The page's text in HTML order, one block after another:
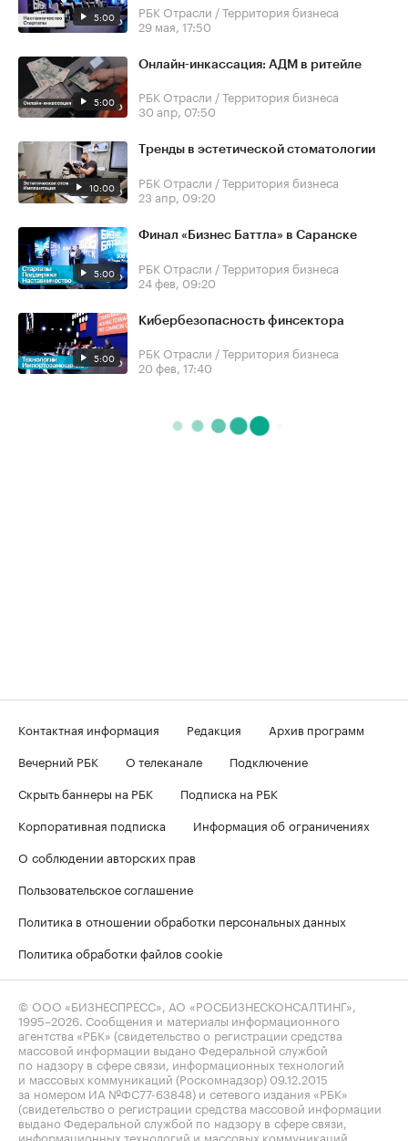
5:00
РБК Отрасли / Территория бизнеса
29 мая, 17:50
5:00
Онлайн-инкассация: АДМ в ритейле
РБК Отрасли / Территория бизнеса
30 апр, 07:50
10:00
Тренды в эстетической стоматологии
РБК Отрасли / Территория бизнеса
23 апр, 09:20
5:00
Финал «Бизнес Баттла» в Саранске
РБК Отрасли / Территория бизнеса
24 фев, 09:20
5:00
Кибербезопасность финсектора
РБК Отрасли / Территория бизнеса
20 фев, 17:40
Контактная информация Редакция
Архив программ
Вечерний РБК
О телеканале
Подключение
Скрыть баннеры на РБК
Подписка на РБК
Корпоративная подписка
Информация об ограничениях
О соблюдении авторских прав
Пользовательское соглашение
Политика в отношении обработки персональных данных
Политика обработки файлов cookie
© ООО «БИЗНЕСПРЕСС», АО «РОСБИЗНЕСКОНСАЛТИНГ»,
1995–2026. Сообщения и материалы информационного
агентства «РБК» (свидетельство о регистрации средства
массовой информации выдано Федеральной службой
по надзору в сфере связи, информационных технологий
и массовых коммуникаций (Роскомнадзор) 09.12.2015
за номером ИА №ФС77-63848) и сетевого издания «РБК»
(свидетельство о регистрации средства массовой информации
выдано Федеральной службой по надзору в сфере связи,
информационных технологий и массовых коммуникаций